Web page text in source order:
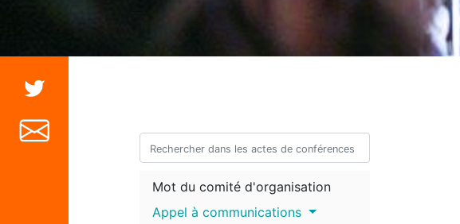
Mot du comité d'organisation
Appel à communications